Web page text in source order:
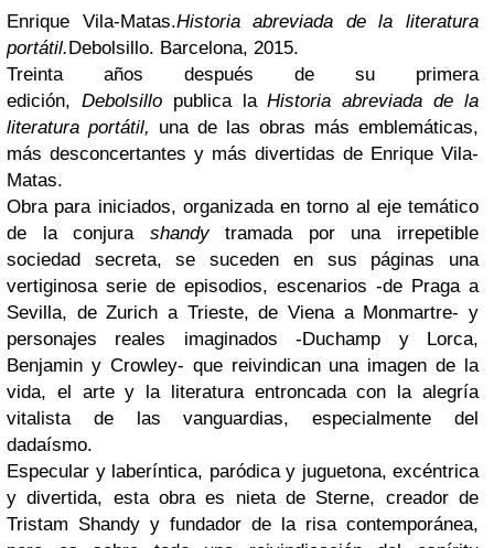
Enrique Vila-Matas.Historia abreviada de la literatura
portátil.Debolsillo. Barcelona, 2015.
Treinta años después de su primera
edición, Debolsillo publica laHistoria abreviada de la
literatura portátil, una de las obras más emblemáticas,
más desconcertantes y más divertidas de Enrique Vila-
Matas.
Obra para iniciados, organizada en torno al eje temático
de la conjurashandytramada por una irrepetible
sociedad secreta, se suceden en sus páginas una
vertiginosa serie de episodios, escenarios -de Praga a
Sevilla, de Zurich a Trieste, de Viena a Monmartre- y
personajes reales imaginados -Duchamp y Lorca,
Benjamin y Crowley- que reivindican una imagen de la
vida, el arte y la literatura entroncada con la alegría
vitalista de las vanguardias, especialmente del
dadaísmo.
Especular y laberíntica, paródica y juguetona, excéntrica
y divertida, esta obra es nieta de Sterne, creador de
Tristam Shandy y fundador de la risa contemporánea,